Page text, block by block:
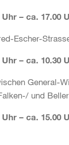
– ca. 17.00
Escher-
– ca. 10.30
General-
und
– ca. 15.00